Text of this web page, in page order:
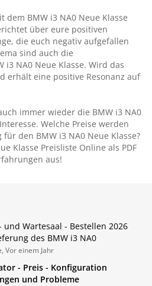
BMW i3 NA0 Neue Klasse
über eure positiven
die euch negativ aufgefallen
sind auch die
i3 NA0 Neue Klasse. Wird das
erhält eine positive Resonanz auf
immer wieder die BMW i3 NA0
Welche Preise werden
den BMW i3 NA0 Neue Klasse?
Klasse Preisliste Online als PDF
aus!
und Wartesaal - Bestellen 2026
des BMW i3 NA0
Vor einem Jahr
- Preis - Konfiguration
und Probleme